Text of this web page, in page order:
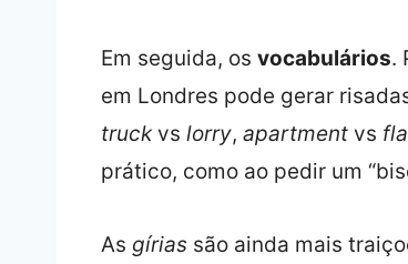
Em seguida, os vocabulários.
em Londres pode gerar
truckvs lorry, apartmentvs
prático, como ao pedir um
As gíriassão ainda mais